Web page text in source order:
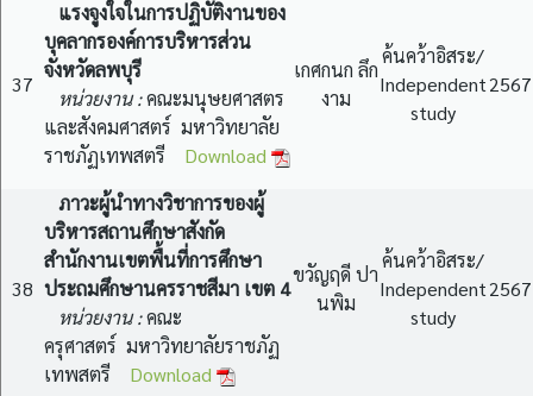
37
แรงจูงใจในการปฏิบัติงานของ
บุคลากรองค์การบริหารส่วน
จังหวัดลพบุรี
หน่วยงาน :คณะมนุษยศาสตร
และสังคมศาสตร์ มหาวิทยาลัย
ราชภัฏเทพสตรี Download
เกศกนก ลึก
งาม
ค้นคว้าอิสระ/
Independent
study
2567
38
ภาวะผู้นำทางวิชาการของผู้
บริหารสถานศึกษาสังกัด
สำนักงานเขตพื้นที่การศึกษา
ประถมศึกษานครราชสีมา เขต 4
หน่วยงาน :คณะ
ครุศาสตร์ มหาวิทยาลัยราชภัฏ
เทพสตรี Download
ขวัญฤดี ปา
นพิม
ค้นคว้าอิสระ/
Independent
study
2567